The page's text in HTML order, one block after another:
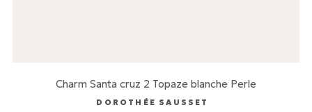
Charm Santa cruz 2 Topaze blanche Perle
DOROTHÉE SAUSSET